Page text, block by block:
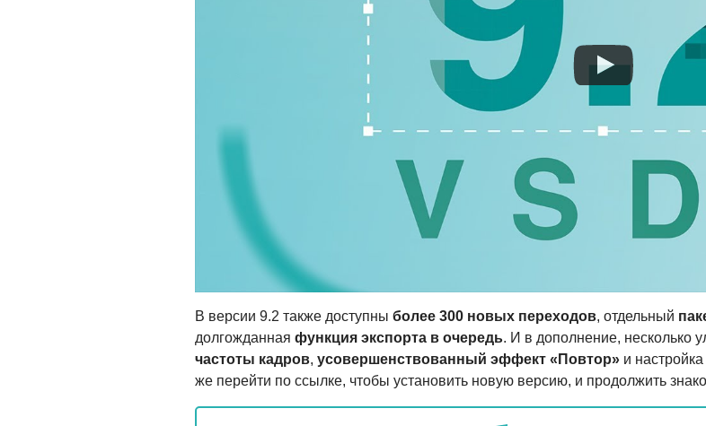
В версии 9.2 также доступны более 300 новых переходов, отдельный
долгожданная функция экспорта в очередь. И в дополнение, несколько
частоты кадров, усовершенствованный эффект «Повтор» и
же перейти по ссылке, чтобы установить новую версию, и продолжить